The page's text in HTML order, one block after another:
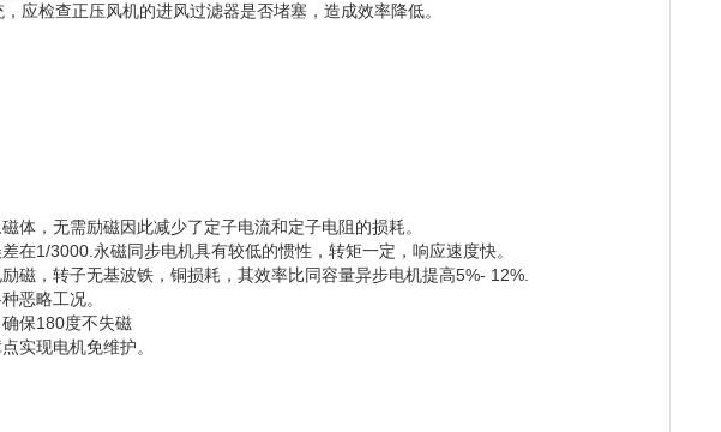
应检查正压风机的进风过滤器是否堵塞，造成效率降低。
体，无需励磁因此减少了定子电流和定子电阻的损耗。
在1/3000.永磁同步电机具有较低的惯性，转矩一定，响应速度快。
磁，转子无基波铁，铜损耗，其效率比同容量异步电机提高5%- 12%.
恶略工况。
保180度不失磁
实现电机免维护。